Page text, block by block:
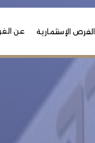
الفرص الإستثمارية عن